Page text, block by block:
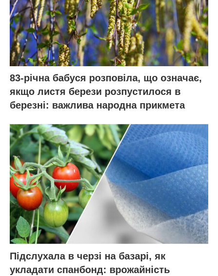
83-річна бабуся розповіла, що означає,
якщо листя берези розпустилося в
березні: важлива народна прикмета
Підслухала в черзі на базарі, як
укладати спанбонд: врожайність